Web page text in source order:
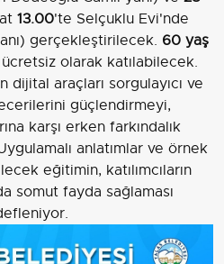
13.00'te Selçuklu Evi'nde
gerçekleştirilecek. 60 yaş
olarak katılabilecek.
dijital araçları sorgulayıcı ve
güçlendirmeyi,
karşı erken farkındalık
anlatımlar ve örnek
eğitimin, katılımcıların
somut fayda sağlaması